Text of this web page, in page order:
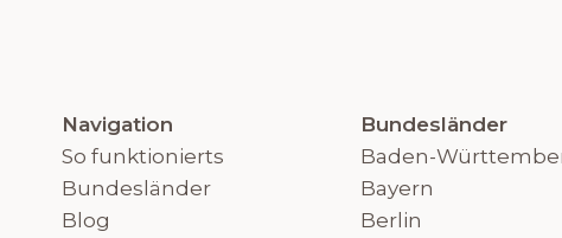
Navigation
So funktionierts
Bundesländer
Blog
Bundesländer
Baden-
Bayern
Berlin